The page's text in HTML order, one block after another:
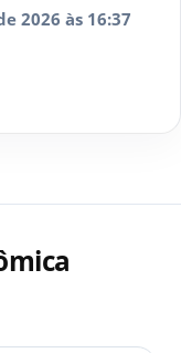
2026 às 16:37